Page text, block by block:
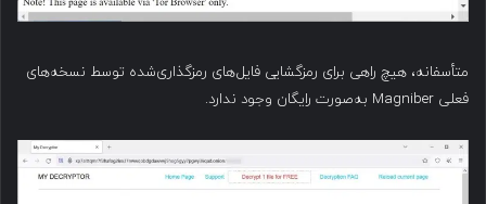
متأسفانه، هیچ راهی برای رمزگشایی فایل‌های رمزگذاری‌شده توسط نسخه‌های
فعلی Magniber به‌صورت رایگان وجود ندارد.